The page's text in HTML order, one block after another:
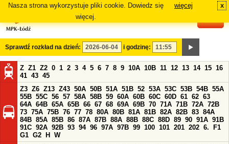
Nasza strona wykorzystuje pliki cookie. Dowiedz się
więcej.
więcej x
Sprawdź rozkład na dzień: i godzinę:
Z Z1 Z2 0 1 2 3 4 5 6 7 8 9 10A 10B 11 12 13 14 15 16
41 43 45
Z3 Z6 Z13 Z43 50A 50B 51A 51B 52 53A 53C 53B 54B 55A
55B 55C 56 57 58A 58B 59 60A 60B 60C 60D 61 62 63
64A 64B 65A 65B 66 67 68 69A 69B 70 71A 71B 72A 72B
73 75A 75B 76 77 78 80A 80B 81A 81B 82A 82B 83 84A
84B 85A 85B 86 87A 87B 88A 88B 88C 88D 89 90 91A 91B
91C 92A 92B 93 94 96 97A 97B 99 100 101 201 202 6.
F1
G1 G2 H
W